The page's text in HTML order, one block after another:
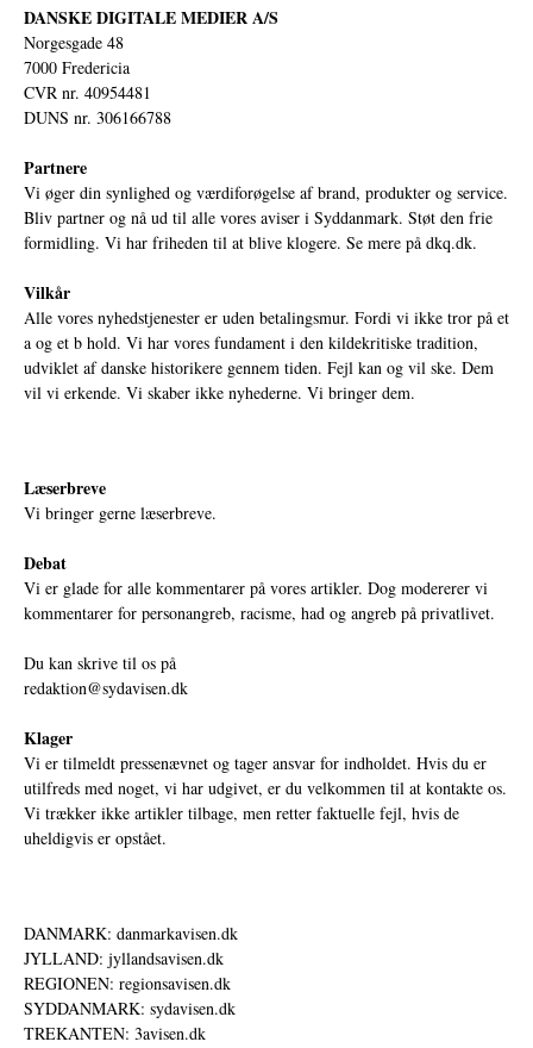
DANSKE DIGITALE MEDIER A/S
Norgesgade 48
7000 Fredericia
CVR nr. 40954481
DUNS nr. 306166788
Partnere
Vi øger din synlighed og værdiforøgelse af brand, produkter og service.
Bliv partner og nå ud til alle vores aviser i Syddanmark. Støt den frie
formidling. Vi har friheden til at blive klogere. Se mere på dkq.dk.
Vilkår
Alle vores nyhedstjenester er uden betalingsmur. Fordi vi ikke tror på et
a og et b hold. Vi har vores fundament i den kildekritiske tradition,
udviklet af danske historikere gennem tiden. Fejl kan og vil ske. Dem
vil vi erkende. Vi skaber ikke nyhederne. Vi bringer dem.
Læserbreve
Vi bringer gerne læserbreve.
Debat
Vi er glade for alle kommentarer på vores artikler. Dog modererer vi
kommentarer for personangreb, racisme, had og angreb på privatlivet.
Du kan skrive til os på
redaktion@sydavisen.dk
Klager
Vi er tilmeldt pressenævnet og tager ansvar for indholdet. Hvis du er
utilfreds med noget, vi har udgivet, er du velkommen til at kontakte os.
Vi trækker ikke artikler tilbage, men retter faktuelle fejl, hvis de
uheldigvis er opstået.
DANMARK: danmarkavisen.dk
JYLLAND: jyllandsavisen.dk
REGIONEN: regionsavisen.dk
SYDDANMARK: sydavisen.dk
TREKANTEN: 3avisen.dk